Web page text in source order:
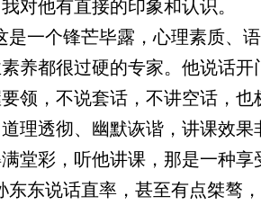
对他有直接的印象和认识。
是一个锋芒毕露，心理素质、
养都很过硬的专家。他说话开
领，不说套话，不讲空话，也
理透彻、幽默诙谐，讲课效
堂彩，听他讲课，那是一种享
东东说话直率，甚至有点桀骜